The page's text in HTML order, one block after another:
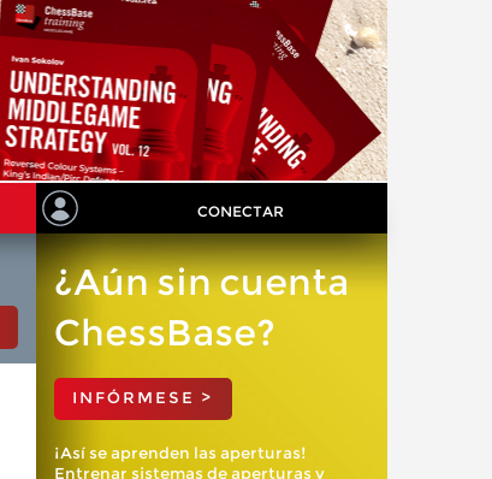
CONECTAR
¿Aún sin cuenta
ChessBase?
INFÓRMESE >
¡Así se aprenden las aperturas!
Entrenar sistemas de aperturas y